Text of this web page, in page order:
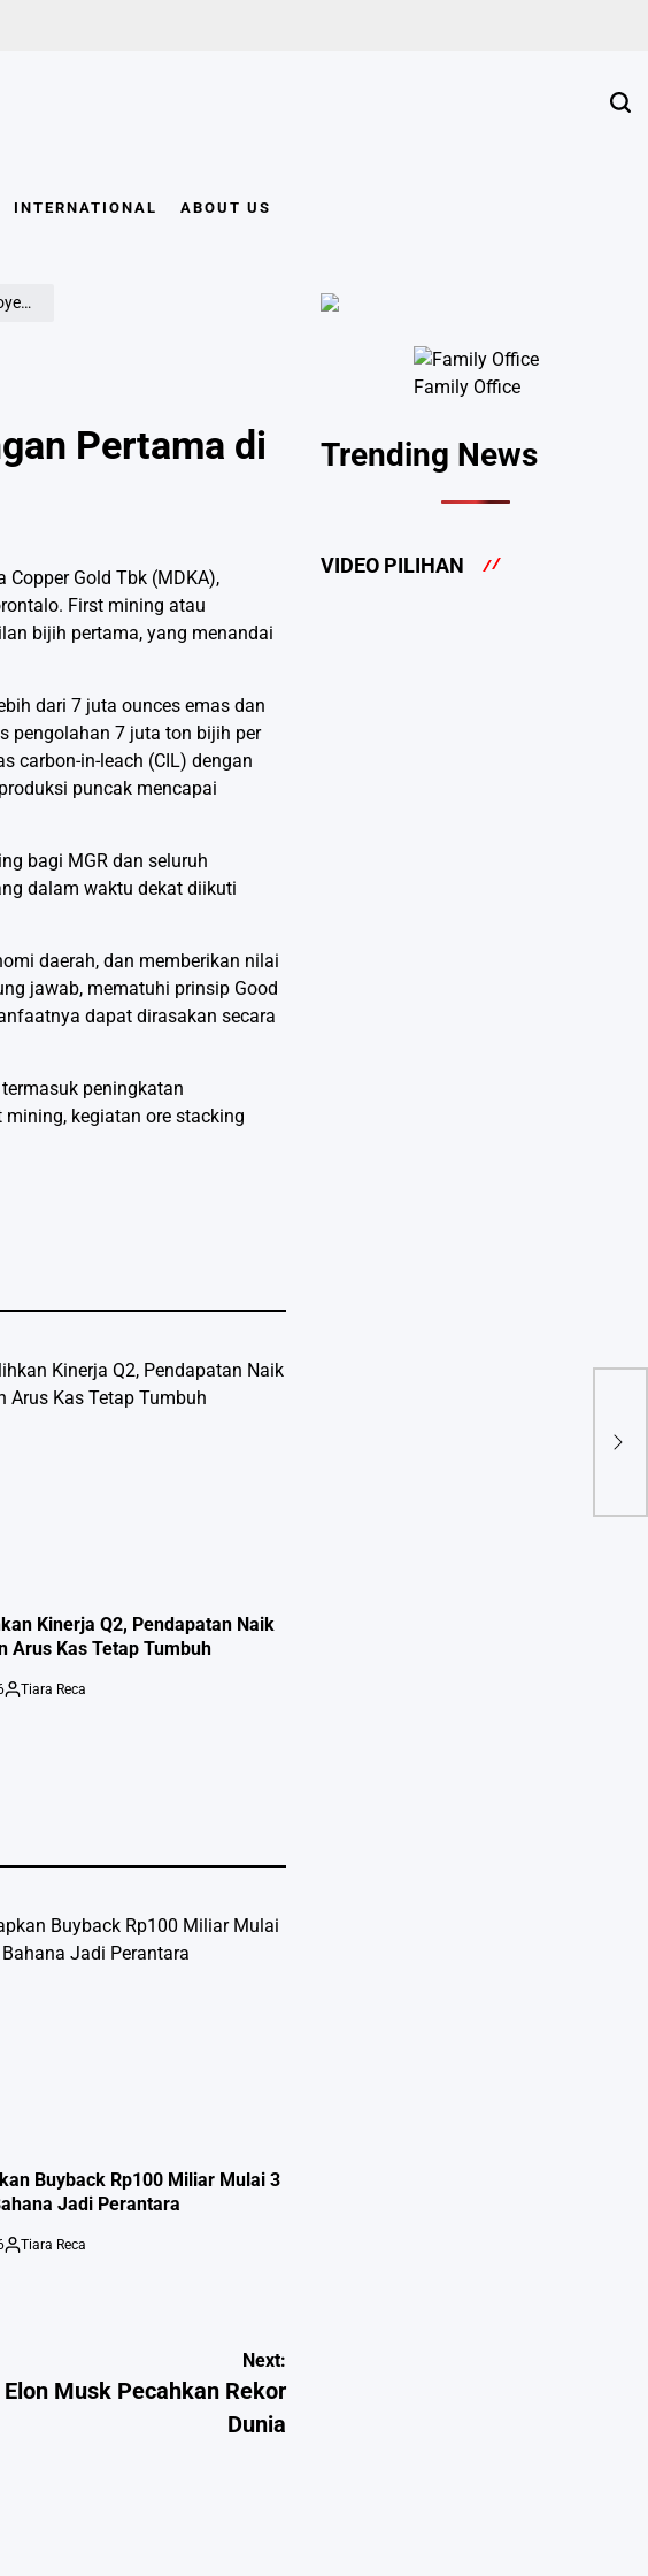
INTERNATIONAL ABOUT US
Pertama di
Copper Gold Tbk (MDKA),
First mining atau
bijih pertama, yang menandai
dari 7 juta ounces emas dan
pengolahan 7 juta ton bijih per
carbon-in-leach (CIL) dengan
puncak mencapai
bagi MGR dan seluruh
dalam waktu dekat diikuti
daerah, dan memberikan nilai
jawab, mematuhi prinsip Good
dapat dirasakan secara
peningkatan
kegiatan ore stacking
Kinerja Q2, Pendapatan Naik
Arus Kas Tetap Tumbuh
Posted
Tiara Reca
Buyback Rp100 Miliar Mulai 3
Jadi Perantara
Posted
Tiara Reca
Next:
Musk Pecahkan Rekor
Dunia
Family Office
Trending News
VIDEO PILIHAN